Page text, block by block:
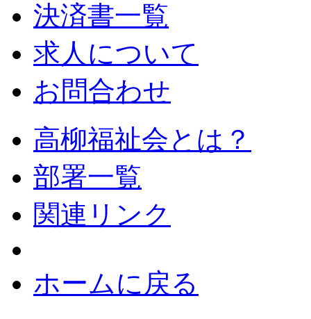
決済書一覧
求人について
お問合わせ
高柳福祉会とは？
部署一覧
関連リンク
ホームに戻る